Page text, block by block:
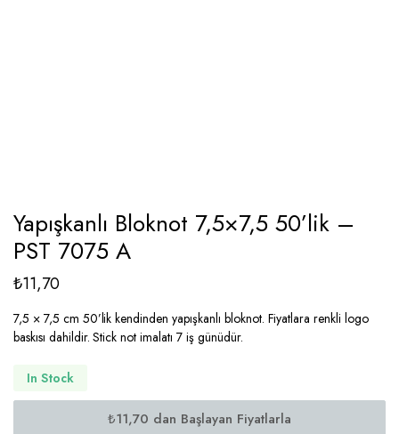
Yapışkanlı Bloknot 7,5×7,5 50’lik –
PST 7075 A
₺11,70
7,5 × 7,5 cm 50’lik kendinden yapışkanlı bloknot. Fiyatlara renkli logo
baskısı dahildir. Stick not imalatı 7 iş günüdür.
In Stock